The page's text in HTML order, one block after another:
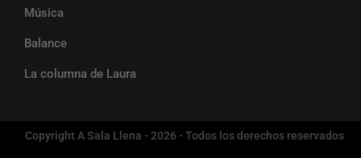
Música
Balance
La columna de Laura
Copyright A Sala Llena - 2026 - Todos los derechos reservados